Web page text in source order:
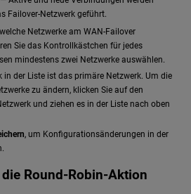
Failover-Netzwerk geführt.
Netzwerke am WAN-Failover
Sie das Kontrollkästchen für jedes
mindestens zwei Netzwerke auswählen.
in der Liste ist das primäre Netzwerk. Um die
zu ändern, klicken Sie auf den
und ziehen es in der Liste nach oben
, um Konfigurationsänderungen in der
Round-Robin-Aktion